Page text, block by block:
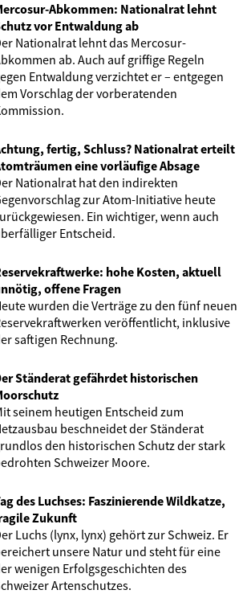
Abkommen: Nationalrat lehnt
vor Entwaldung ab
Nationalrat lehnt das Mercosur-
ab. Auch auf griffige Regeln
Entwaldung verzichtet er – entgegen
Vorschlag der vorberatenden
fertig, Schluss? Nationalrat erteilt
eine vorläufige Absage
Nationalrat hat den indirekten
zur Atom-Initiative heute
Ein wichtiger, wenn auch
Entscheid.
hohe Kosten, aktuell
offene Fragen
wurden die Verträge zu den fünf neuen
veröffentlicht, inklusive
saftigen Rechnung.
Ständerat gefährdet historischen
seinem heutigen Entscheid zum
beschneidet der Ständerat
den historischen Schutz der stark
Schweizer Moore.
des Luchses: Faszinierende Wildkatze,
Zukunft
Luchs (lynx, lynx) gehört zur Schweiz. Er
unsere Natur und steht für eine
wenigen Erfolgsgeschichten des
Artenschutzes.